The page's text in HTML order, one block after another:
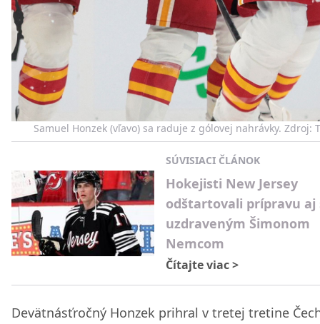
Samuel Honzek (vľavo) sa raduje z gólovej nahrávky. Zdroj:
SÚVISIACI ČLÁNOK
Hokejisti New Jersey
odštartovali prípravu aj
uzdraveným Šimonom
Nemcom
Čítajte viac>
Devätnásťročný Honzek prihral v tretej tretine